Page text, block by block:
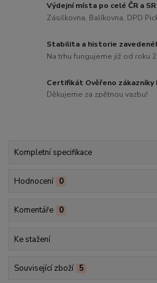
Výdejní místa po celé ČR a SR
Zásilkovna, Balíkovna, DPD
Stabilita a historie
Na trhu fungujeme již od roku
Certifikát Ověřeno zákazníky
Děkujeme za zpětnou vazbu!
Kompletní specifikace
Hodnocení 0
Komentáře 0
Ke stažení
Související zboží 5